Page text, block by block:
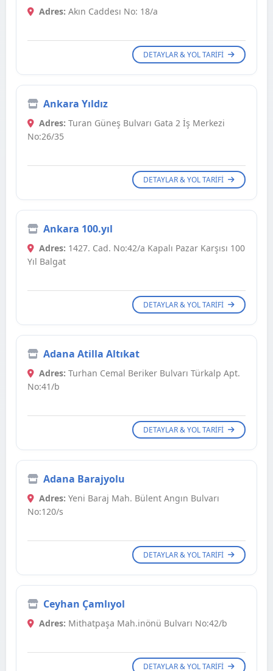
Adres: Akın Caddesı No: 18/a
DETAYLAR & YOL TARIFI
Ankara Yıldız
Adres: Turan Güneş Bulvarı Gata 2 İş Merkezi
No:26/35
DETAYLAR & YOL TARIFI
Ankara 100.yıl
Adres: 1427. Cad. No:42/a Kapalı Pazar Karşısı 100
Yıl Balgat
DETAYLAR & YOL TARIFI
Adana Atilla Altıkat
Adres: Turhan Cemal Beriker Bulvarı Türkalp Apt.
No:41/b
DETAYLAR & YOL TARIFI
Adana Barajyolu
Adres: Yeni Baraj Mah. Bülent Angın Bulvarı
No:120/s
DETAYLAR & YOL TARIFI
Ceyhan Çamlıyol
Adres: Mithatpaşa Mah.inönü Bulvarı No:42/b
DETAYLAR & YOL TARIFI